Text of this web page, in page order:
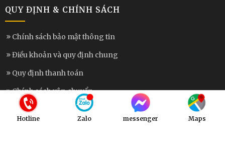
QUY ĐỊNH & CHÍNH SÁCH
Chính sách bảo mật thông tin
Điều khoản và quy định chung
Quy định thanh toán
Chính sách vận chuyển
Chính sách bảo hành
Hotline Zalo messenger Maps